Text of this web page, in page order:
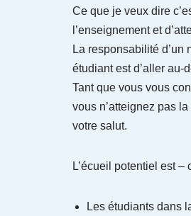
Ce que je veux dire
l’enseignement et
La responsabilité d’un
étudiant est d’aller au-
Tant que vous vous
vous n’atteignez pas
votre salut.
L’écueil potentiel est
Les étudiants dans